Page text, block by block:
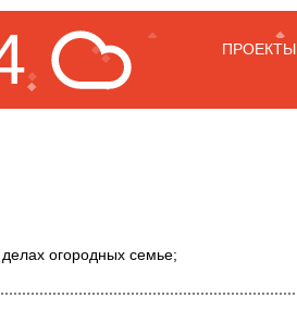
ПРОЕКТЫ
огородных семье;